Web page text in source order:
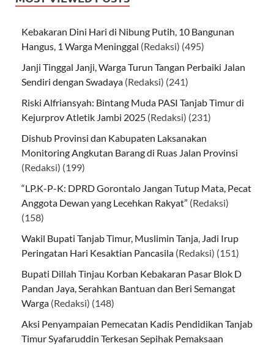
Kebakaran Dini Hari di Nibung Putih, 10 Bangunan
Hangus, 1 Warga Meninggal (Redaksi) (495)
Janji Tinggal Janji, Warga Turun Tangan Perbaiki Jalan
Sendiri dengan Swadaya (Redaksi) (241)
Riski Alfriansyah: Bintang Muda PASI Tanjab Timur di
Kejurprov Atletik Jambi 2025 (Redaksi) (231)
Dishub Provinsi dan Kabupaten Laksanakan
Monitoring Angkutan Barang di Ruas Jalan Provinsi
(Redaksi) (199)
“LP.K-P-K: DPRD Gorontalo Jangan Tutup Mata, Pecat
Anggota Dewan yang Lecehkan Rakyat” (Redaksi)
(158)
Wakil Bupati Tanjab Timur, Muslimin Tanja, Jadi Irup
Peringatan Hari Kesaktian Pancasila (Redaksi) (151)
Bupati Dillah Tinjau Korban Kebakaran Pasar Blok D
Pandan Jaya, Serahkan Bantuan dan Beri Semangat
Warga (Redaksi) (148)
Aksi Penyampaian Pemecatan Kadis Pendidikan Tanjab
Timur Syafaruddin Terkesan Sepihak Pemaksaan